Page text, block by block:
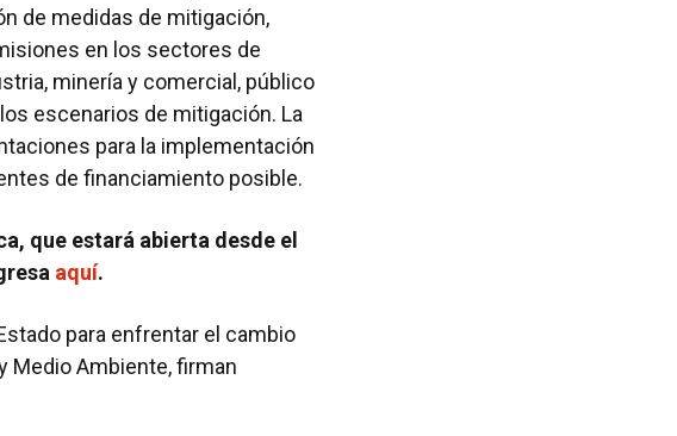
de medidas de mitigación,
en los sectores de
minería y comercial, público
escenarios de mitigación. La
para la implementación
de financiamiento posible.
que estará abierta desde el
aquí.
para enfrentar el cambio
Medio Ambiente, firman